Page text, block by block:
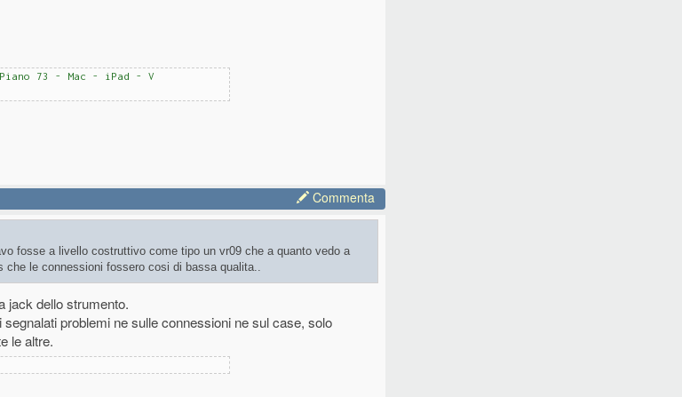
73 - Mac - iPad - V
Commenta
fosse a livello costruttivo come tipo un vr09 che a quanto vedo a
le connessioni fossero cosi di bassa qualita..
jack dello strumento.
problemi ne sulle connessioni ne sul case, solo
le altre.